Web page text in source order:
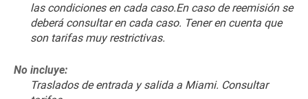
las condiciones en cada caso.En caso de reemisión se
deberá consultar en cada caso. Tener en cuenta que
son tarifas muy restrictivas.
No incluye:
Traslados de entrada y salida a Miami. Consultar